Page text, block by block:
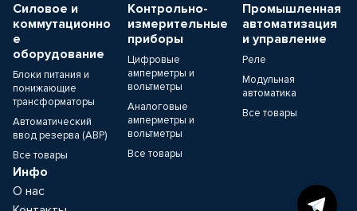
Силовое и
коммутационно
е
оборудование
Блоки питания и
понижающие
трансформаторы
Автоматический
ввод резерва (АВР)
Все товары
Контрольно-
измерительные
приборы
Цифровые
амперметры и
вольтметры
Аналоговые
амперметры и
вольтметры
Все товары
Промышленная
автоматизация
и управление
Реле
Модульная
автоматика
Все товары
Инфо
О нас